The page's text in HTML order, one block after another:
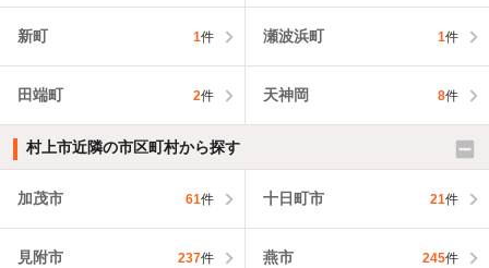
新町 1件 瀬波浜町 1件
田端町 2件 天神岡 8件
村上市近隣の市区町村から探す
加茂市 61件 十日町市 21件
見附市 237件 燕市 245件